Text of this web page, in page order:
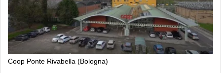
Coop Ponte Rivabella (Bologna)